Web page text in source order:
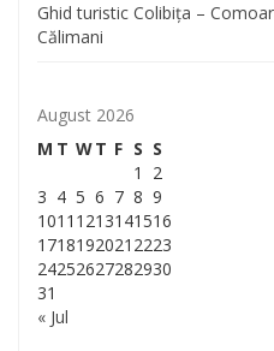
Ghid turistic Colibița –
Călimani
August 2026
M T WT F S S
« Jul
1
2
3 4 5 6 7 8 9
1011 1213141516
1718192021 2223
24252627282930
31